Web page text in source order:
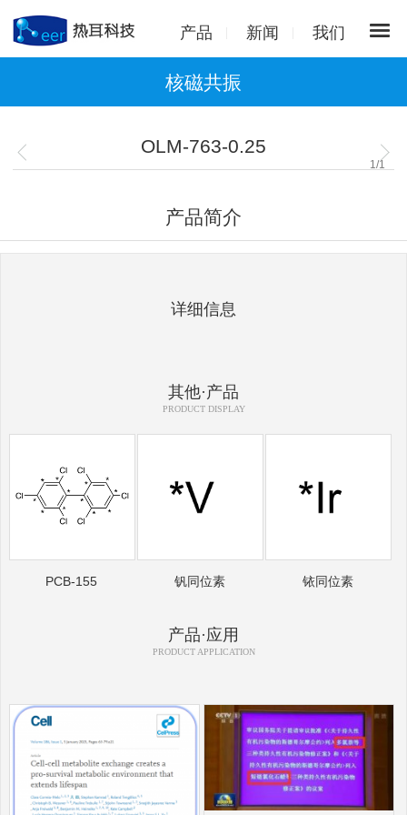
产品 新闻 我们
核磁共振
OLM-763-0.25
1 /1
产品简介
详细信息
其他·产品
PRODUCT DISPLAY
PCB-155 钒同位素 铱同位素
产品·应用
PRODUCT APPLICATION